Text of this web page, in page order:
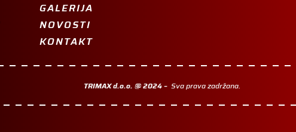
GALERIJA
NOVOSTI
KONTAKT
TRIMAX d.o.o. @ 2024 – Sva prava zadržana.